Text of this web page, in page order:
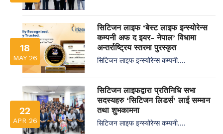
18
MAY 26
सिटिजन लाइफ ‘बेस्ट लाइफ इन्स्योरेन्स
कम्पनी अफ द इयर- नेपाल’ विधामा
अन्तर्राष्ट्रिय स्तरमा पुरस्कृत
सिटिजन लाइफ इन्स्योरेन्स कम्पनी....
22
APR 26
सिटिजन लाइफद्वारा प्रतिनिधि सभा
सदस्यहरु ‘सिटिजन लिडर्स’ लाई सम्मान
तथा शुभकामना
सिटिजन लाइफ इन्स्योरेन्स कम्पनी....